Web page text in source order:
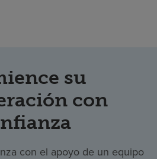
su
con
con el apoyo de un equipo